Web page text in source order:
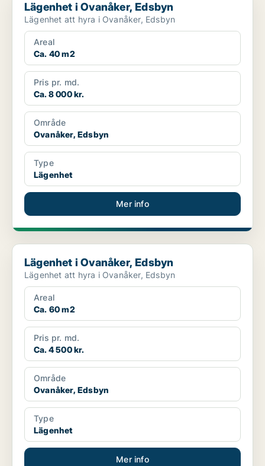
Lägenhet i Ovanåker, Edsbyn
Lägenhet att hyra i Ovanåker, Edsbyn
Areal
Ca. 40 m2
Pris pr. md.
Ca. 8 000 kr.
Område
Ovanåker, Edsbyn
Type
Lägenhet
Mer info
Lägenhet i Ovanåker, Edsbyn
Lägenhet i Ovanåker, Edsbyn
Lägenhet att hyra i Ovanåker, Edsbyn
Areal
Ca. 60 m2
Pris pr. md.
Ca. 4 500 kr.
Område
Ovanåker, Edsbyn
Type
Lägenhet
Mer info